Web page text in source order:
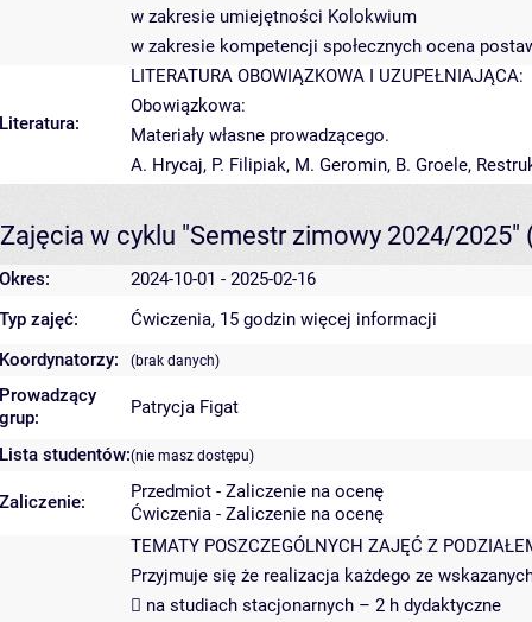
w zakresie umiejętności Kolokwium
w zakresie kompetencji społecznych ocena
Literatura:
LITERATURA OBOWIĄZKOWA I UZUPEŁNIAJĄCA:
Obowiązkowa:
Materiały własne prowadzącego.
A. Hrycaj, P. Filipiak, M. Geromin, B. Groele,
Zajęcia w cyklu "Semestr zimowy 2024/2025"
Okres:
2024-10-01 - 2025-02-16
Typ zajęć:
Ćwiczenia, 15 godzin więcej informacji
Koordynatorzy:
(brak danych)
Prowadzący
grup:
Patrycja Figat
Lista studentów:(nie masz dostępu)
Zaliczenie:
Przedmiot - Zaliczenie na ocenę
Ćwiczenia - Zaliczenie na ocenę
TEMATY POSZCZEGÓLNYCH ZAJĘĆ Z
Przyjmuje się że realizacja każdego ze
 na studiach stacjonarnych – 2 h dydaktyczne